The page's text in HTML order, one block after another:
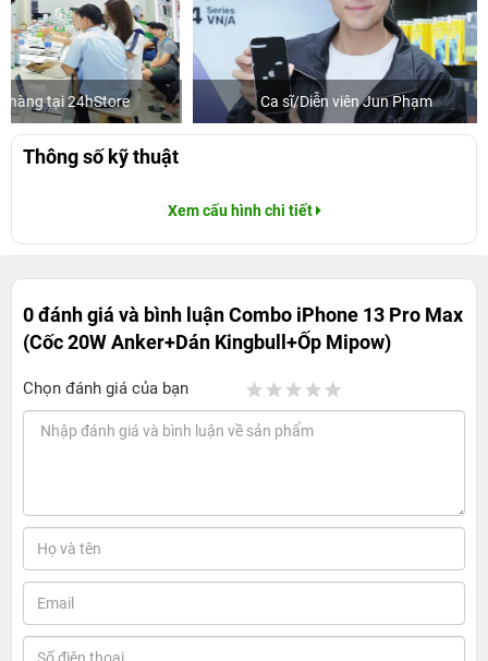
Ca sĩ/Diễn viên Jun Phạm Khách
Thông số kỹ thuật
Xem cấu hình chi tiết
0 đánh giá và bình luậnCombo iPhone 13 Pro Max
(Cốc 20W Anker+Dán Kingbull+Ốp Mipow)
Chọn đánh giá của bạn